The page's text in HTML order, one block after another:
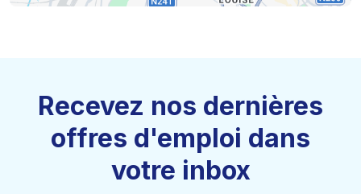
Recevez nos dernières
offres d'emploi dans
votre inbox